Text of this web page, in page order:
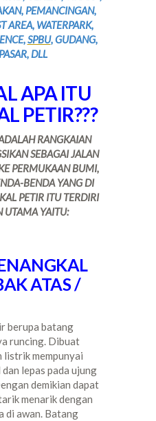
PEMANCINGAN,
AREA, WATERPARK,
SPBU, GUDANG,
DLL
APA ITU
PETIR???
RANGKAIAN
SEBAGAI JALAN
PERMUKAAN BUMI,
BENDA YANG DI
PETIR ITU TERDIRI
UTAMA YAITU:
ATAS /
berupa batang
runcing. Dibuat
listrik mempunyai
lepas pada ujung
demikian dapat
menarik dengan
di awan. Batang